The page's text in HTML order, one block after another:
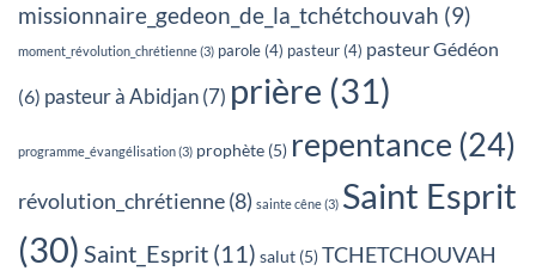
missionnaire_gedeon_de_la_tchétchouvah (9)
moment_révolution_chrétienne(3) parole (4) pasteur (4) pasteur Gédéon
(6) pasteur à Abidjan(7) prière (31)
programme_évangélisation(3) prophète (5) repentance (24)
révolution_chrétienne(8) sainte cêne(3) Saint Esprit
(30) Saint_Esprit (11) salut (5)TCHETCHOUVAH